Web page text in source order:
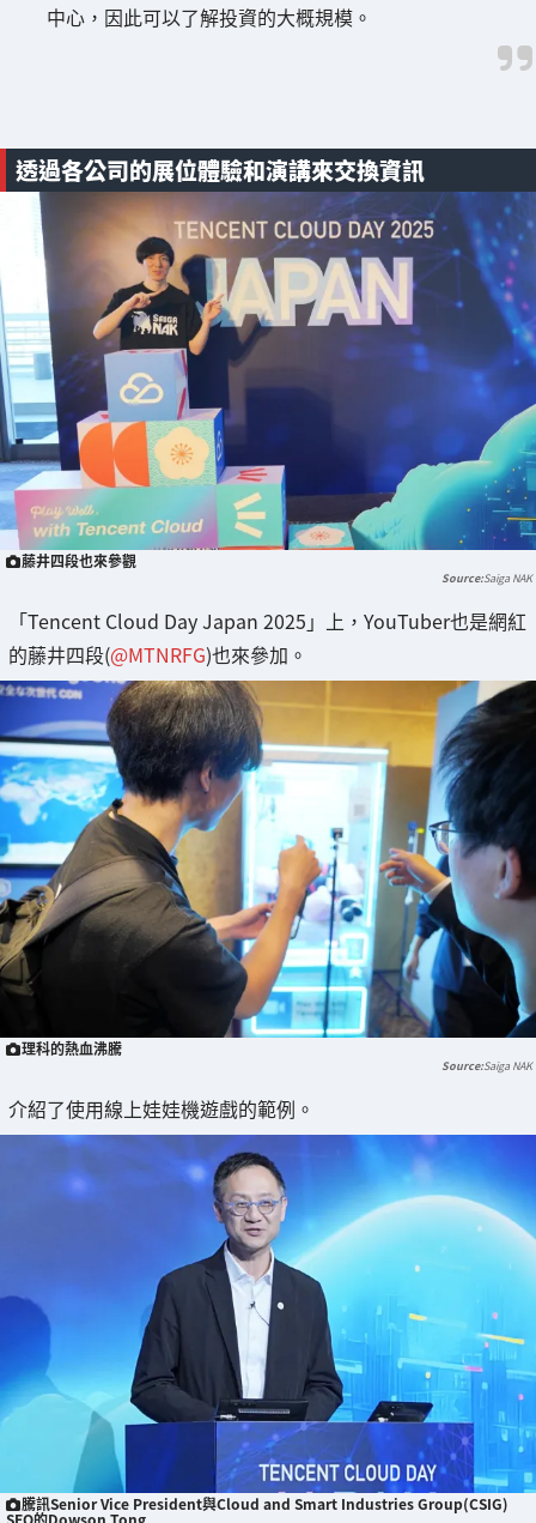
中心，因此可以了解投資的大概規模。
透過各公司的展位體驗和演講來交換資訊
藤井四段也來參觀
Saiga NAK
「Tencent Cloud Day Japan 2025」上，YouTuber也是網紅
的藤井四段(@MTNRFG)也來參加。
理科的熱血沸騰
Saiga NAK
介紹了使用線上娃娃機遊戲的範例。
騰訊Senior Vice President與Cloud and Smart Industries Group(CSIG)
SEO的Dowson Tong